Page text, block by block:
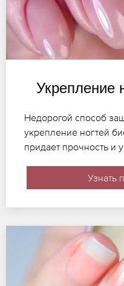
Укрепление
Недорогой способ
укрепление ногтей
придает прочность и
Узнать